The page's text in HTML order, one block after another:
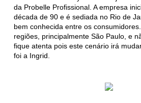
da Probelle Profissional. A empresa
década de 90 e é sediada no Rio de
bem conhecida entre os
regiões, principalmente São Paulo, e
fique atenta pois este cenário irá
foi a Ingrid.